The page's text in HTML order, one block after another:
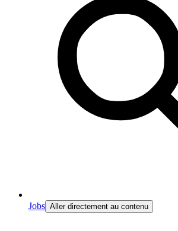
Jobs Aller directement au contenu